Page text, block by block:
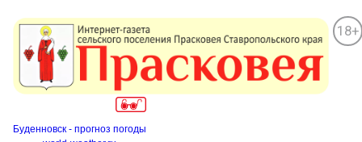
18+
Буденновск - прогноз погоды